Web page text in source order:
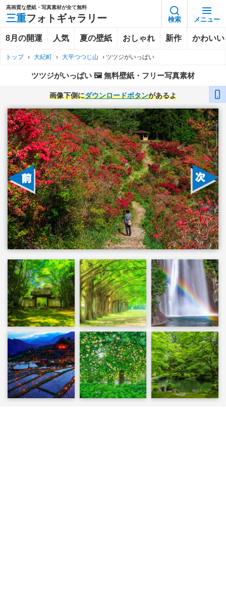
高画質な壁紙・写真素材が全て無料
三重フォトギャラリー 検索 メニュー
8月の開運 人気 夏の壁紙 おしゃれ 新作 かわいい
トップ › 大紀町 › 大平つつじ山 › ツツジがいっぱい
ツツジがいっぱい 🖼️ 無料壁紙・フリー写真素材
画像下側にダウンロードボタンがあるよ